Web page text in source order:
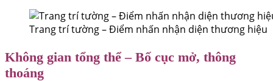
Trang trí tường – Điểm nhấn nhận diện thương hiệu
Không gian tổng thể – Bố cục mở, thông
thoáng